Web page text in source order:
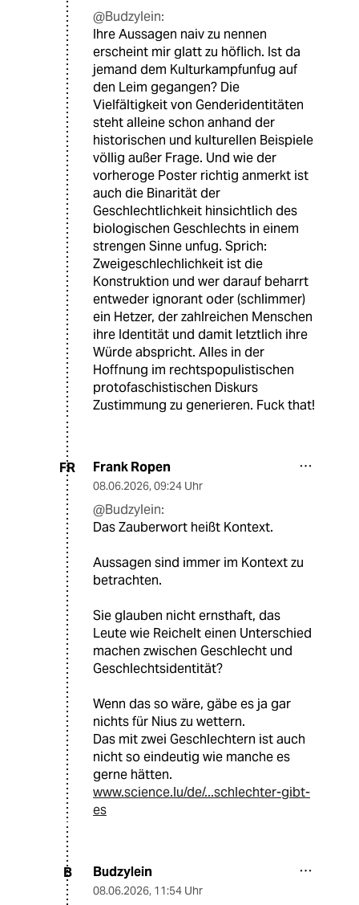
@Budzylein:
Ihre Aussagen naiv zu nennen
erscheint mir glatt zu höflich. Ist da
jemand dem Kulturkampfunfug auf
den Leim gegangen? Die
Vielfältigkeit von Genderidentitäten
steht alleine schon anhand der
historischen und kulturellen Beispiele
völlig außer Frage. Und wie der
vorheroge Poster richtig anmerkt ist
auch die Binarität der
Geschlechtlichkeit hinsichtlich des
biologischen Geschlechts in einem
strengen Sinne unfug. Sprich:
Zweigeschlechlichkeit ist die
Konstruktion und wer darauf beharrt
entweder ignorant oder (schlimmer)
ein Hetzer, der zahlreichen Menschen
ihre Identität und damit letztlich ihre
Würde abspricht. Alles in der
Hoffnung im rechtspopulistischen
protofaschistischen Diskurs
Zustimmung zu generieren. Fuck that!
FR Frank Ropen
08.06.2026, 09:24 Uhr
@Budzylein:
Das Zauberwort heißt Kontext.
Aussagen sind immer im Kontext zu
betrachten.
Sie glauben nicht ernsthaft, das
Leute wie Reichelt einen Unterschied
machen zwischen Geschlecht und
Geschlechtsidentität?
Wenn das so wäre, gäbe es ja gar
nichts für Nius zu wettern.
Das mit zwei Geschlechtern ist auch
nicht so eindeutig wie manche es
gerne hätten.
www.science.lu/de/...schlechter-gibt-
es
B Budzylein
08.06.2026, 11:54 Uhr